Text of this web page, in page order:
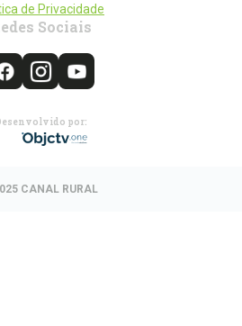
de Privacidade
Sociais
por:
CANAL RURAL